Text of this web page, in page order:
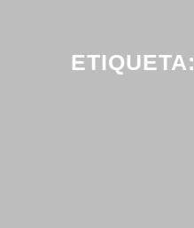
ETIQUETA: